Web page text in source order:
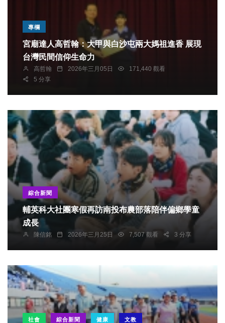
專欄
宮廟達人高哲翰：大甲與白沙屯兩大媽祖進香 展現
台灣民間信仰生命力
高哲翰 2026年三月05日
171,440 觀看
5 分享
綜合新聞
輔英科大社團寒假再訪南投布農部落陪伴偏鄉學童
成長
陳信銘 2026年三月25日 7,507 觀看 3 分享
社會 綜合新聞 健康 文教